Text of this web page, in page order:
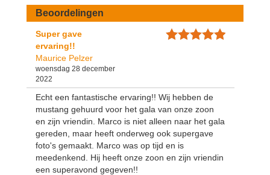
Beoordelingen
Super gave
ervaring!!
Maurice Pelzer
woensdag 28 december
2022
Echt een fantastische ervaring!! Wij hebben de
mustang gehuurd voor het gala van onze zoon
en zijn vriendin. Marco is niet alleen naar het gala
gereden, maar heeft onderweg ook supergave
foto's gemaakt. Marco was op tijd en is
meedenkend. Hij heeft onze zoon en zijn vriendin
een superavond gegeven!!